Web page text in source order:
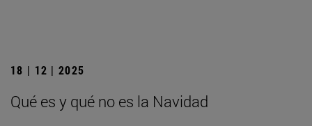
18 | 12 | 2025
Qué es y qué no es la Navidad